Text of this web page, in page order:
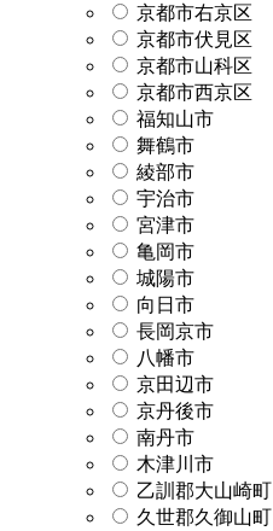
京都市右京区
京都市伏見区
京都市山科区
京都市西京区
福知山市
舞鶴市
綾部市
宇治市
宮津市
亀岡市
城陽市
向日市
長岡京市
八幡市
京田辺市
京丹後市
南丹市
木津川市
乙訓郡大山崎町
久世郡久御山町